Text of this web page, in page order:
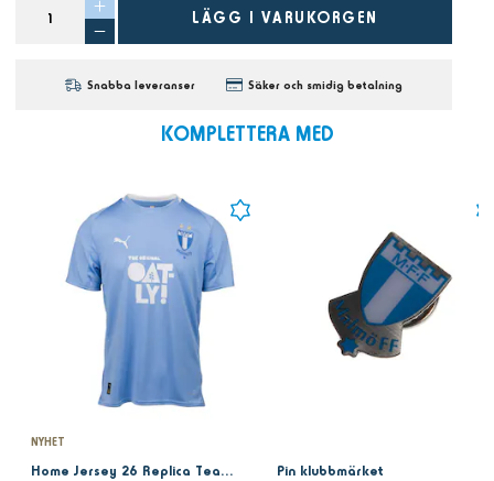
LÄGG I VARUKORGEN
Snabba leveranser Säker och smidig betalning
KOMPLETTERA MED
NYHET
Home Jersey 26 Replica Team Light Blue
Pin klubbmärket